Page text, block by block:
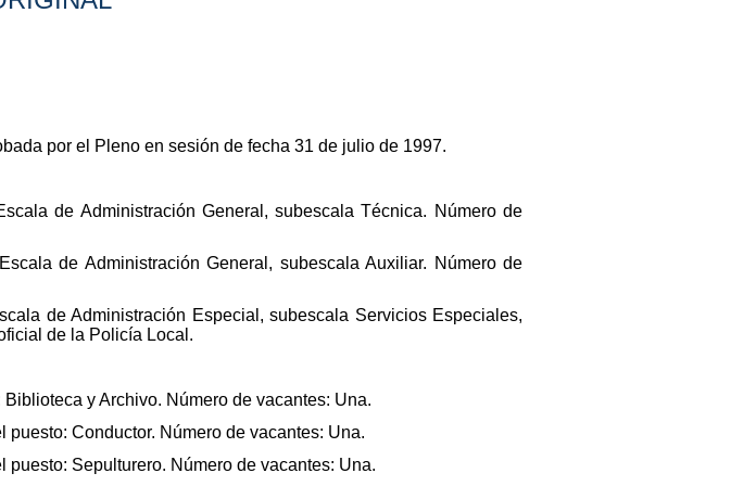
por el Pleno en sesión de fecha 31 de julio de 1997.
de Administración General, subescala Técnica. Número de
de Administración General, subescala Auxiliar. Número de
de Administración Especial, subescala Servicios Especiales,
de la Policía Local.
y Archivo. Número de vacantes: Una.
Conductor. Número de vacantes: Una.
Sepulturero. Número de vacantes: Una.